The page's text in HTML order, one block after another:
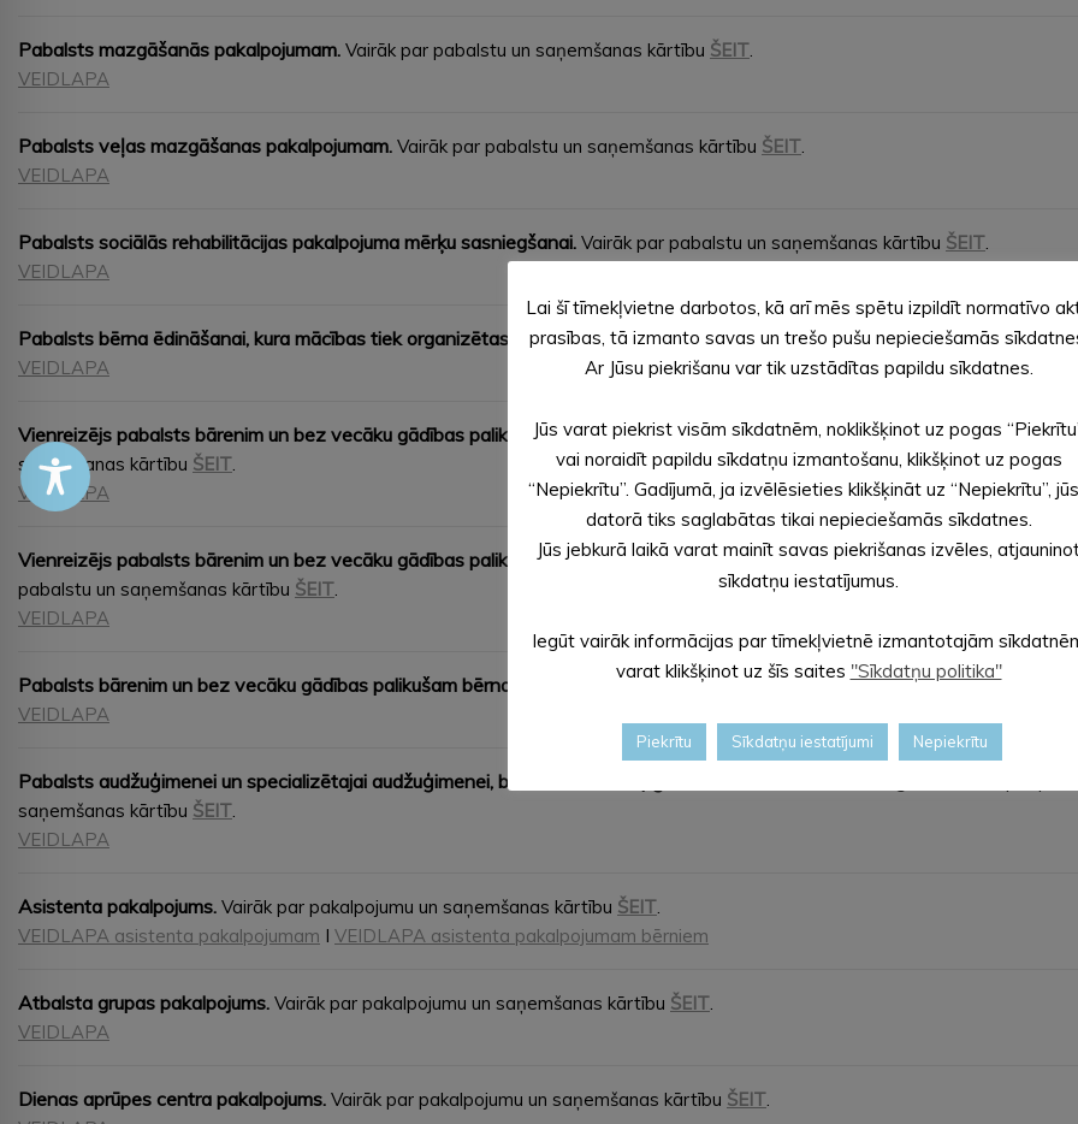
Pabalsts mazgāšanās pakalpojumam. Vairāk par pabalstu un saņemšanas kārtību ŠEIT.
VEIDLAPA
Pabalsts veļas mazgāšanas pakalpojumam. Vairāk par pabalstu un saņemšanas kārtību ŠEIT.
VEIDLAPA
Pabalsts sociālās rehabilitācijas pakalpojuma mērķu sasniegšanai. Vairāk par pabalstu un saņemšanas kārtību ŠEIT.
VEIDLAPA
Pabalsts bērna ēdināšanai, kura mācības tiek organizētas mājās. Vairāk par pabalstu un saņemšanas kārtībuŠEIT.
VEIDLAPA
Vienreizējs pabalsts bārenim un bez vecāku gādības palikušam bērnam, patstāvīgas dzīves uzsākšanai. Vairāk par pabalstu un
saņemšanas kārtību ŠEIT.
VEIDLAPA
Vienreizējs pabalsts bārenim un bez vecāku gādības palikušam bērnam, sadzīves priekšmetu un mīkstā inventāra iegādei.
pabalstu un saņemšanas kārtību ŠEIT.
VEIDLAPA
Pabalsts bārenim un bez vecāku gādības palikušam bērnam, ikmēneša izdevumiem.Vairāk par pabalstu un saņemšanas
VEIDLAPA
Pabalsts audžuģimenei un specializētajai audžuģimenei, bērna uzturam, apģērba un mīkstā inventāra iegādei.
Vairāk par
saņemšanas kārtību ŠEIT.
VEIDLAPA
Asistenta pakalpojums. Vairāk par pakalpojumu un saņemšanas kārtību ŠEIT.
VEIDLAPA asistenta pakalpojumam I VEIDLAPA asistenta pakalpojumam bērniem
Atbalsta grupas pakalpojums. Vairāk par pakalpojumu un saņemšanas kārtību ŠEIT.
VEIDLAPA
Dienas aprūpes centra pakalpojums. Vairāk par pakalpojumu un saņemšanas kārtību ŠEIT.
Lai šī tīmekļvietne darbotos, kā arī mēs spētu izpildīt normatīvo
prasības, tā izmanto savas un trešo pušu nepieciešamās
Ar Jūsu piekrišanu var tik uzstādītas papildu sīkdatnes.
Jūs varat piekrist visām sīkdatnēm, noklikšķinot uz pogas
vai noraidīt papildu sīkdatņu izmantošanu, klikšķinot uz pogas
“Nepiekrītu”. Gadījumā, ja izvēlēsieties klikšķināt uz “Nepiekrītu”,
datorā tiks saglabātas tikai nepieciešamās sīkdatnes.
Jūs jebkurā laikā varat mainīt savas piekrišanas izvēles,
sīkdatņu iestatījumus.
Iegūt vairāk informācijas par tīmekļvietnē izmantotajām
varat klikšķinot uz šīs saites "Sīkdatņu politika"
Piekrītu Sīkdatņu iestatījumi Nepiekrītu